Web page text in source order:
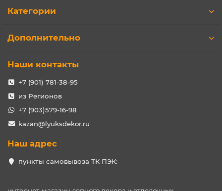
Категории
Дополнительно
Наши контакты
+7 (901) 781-38-95
из Регионов
+7 (903)579-16-98
kazan@lyuksdekor.ru
Наш адрес
пункты самовывоза ТК ПЭК: